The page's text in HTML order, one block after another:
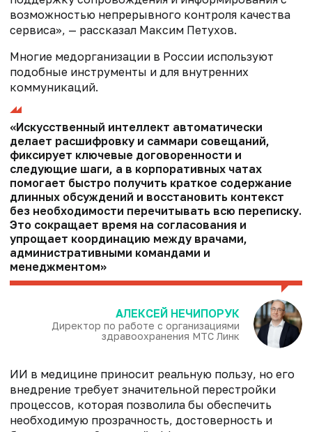
возможностью непрерывного контроля качества
сервиса», — рассказал Максим Петухов.
Многие медорганизации в России используют
подобные инструменты и для внутренних
коммуникаций.
«Искусственный интеллект автоматически
делает расшифровку и саммари совещаний,
фиксирует ключевые договоренности и
следующие шаги, а в корпоративных чатах
помогает быстро получить краткое содержание
длинных обсуждений и восстановить контекст
без необходимости перечитывать всю переписку.
Это сокращает время на согласования и
упрощает координацию между врачами,
административными командами и
менеджментом»
АЛЕКСЕЙ НЕЧИПОРУК
Директор по работе с организациями
здравоохранения МТС Линк
ИИ в медицине приносит реальную пользу, но его
внедрение требует значительной перестройки
процессов, которая позволила бы обеспечить
необходимую прозрачность, достоверность и